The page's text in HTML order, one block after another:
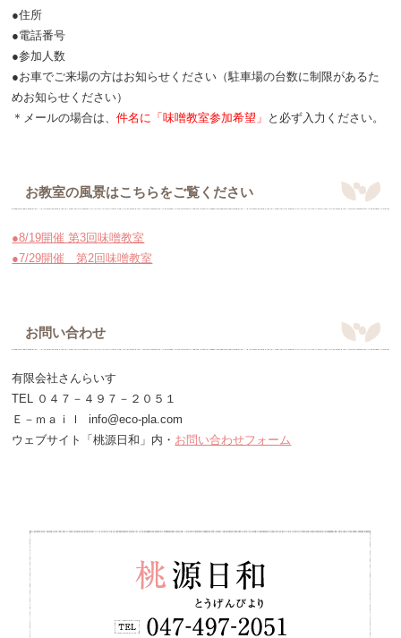
●住所
●電話番号
●参加人数
●お車でご来場の方はお知らせください（駐車場の台数に制限があるた
めお知らせください）
＊メールの場合は、件名に「味噌教室参加希望」 と必ず入力ください。
お教室の風景はこちらをご覧ください
●8/19開催 第3回味噌教室
●7/29開催 第2回味噌教室
お問い合わせ
有限会社さんらいす
TEL ０４７－４９７－２０５１
Ｅ－ｍａｉｌ info@eco-pla.com
ウェブサイト「桃源日和」内・ お問い合わせフォーム